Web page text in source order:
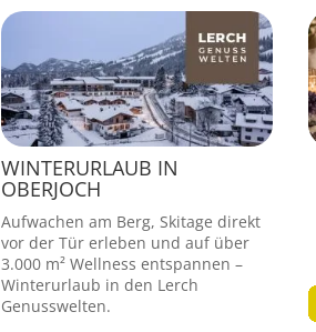
WINTERURLAUB IN
OBERJOCH
Aufwachen am Berg, Skitage direkt
vor der Tür erleben und auf über
3.000 m² Wellness entspannen –
Winterurlaub in den Lerch
Genusswelten.